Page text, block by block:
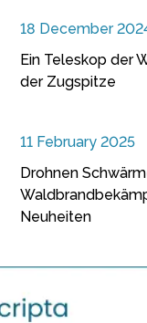
18 December
Ein Teleskop der
der Zugspitze
11 February 2025
Drohnen
Neuheiten